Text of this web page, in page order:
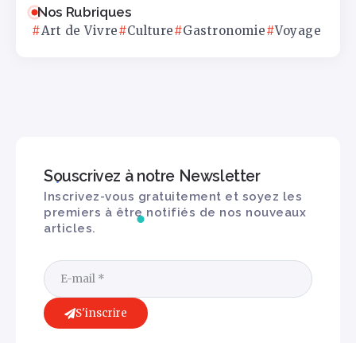
Nos Rubriques
Art de Vivre Culture Gastronomie Voyage
Souscrivez à notre Newsletter
Inscrivez-vous gratuitement et soyez les
premiers à être notifiés de nos nouveaux
articles.
S'inscrire